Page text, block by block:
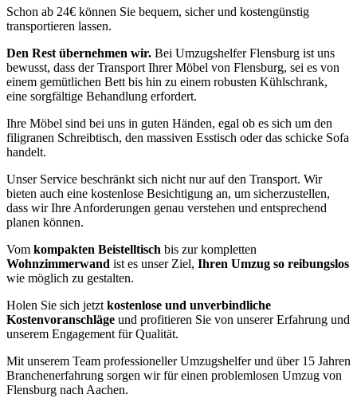
Schon ab 24€ können Sie bequem, sicher und kostengünstig
transportieren lassen.
Den Rest übernehmen wir. Bei Umzugshelfer Flensburg ist uns
bewusst, dass der Transport Ihrer Möbel von Flensburg, sei es von
einem gemütlichen Bett bis hin zu einem robusten Kühlschrank,
eine sorgfältige Behandlung erfordert.
Ihre Möbel sind bei uns in guten Händen, egal ob es sich um den
filigranen Schreibtisch, den massiven Esstisch oder das schicke Sofa
handelt.
Unser Service beschränkt sich nicht nur auf den Transport. Wir
bieten auch eine kostenlose Besichtigung an, um sicherzustellen,
dass wir Ihre Anforderungen genau verstehen und entsprechend
planen können.
Vom kompakten Beistelltisch bis zur kompletten
Wohnzimmerwand ist es unser Ziel, Ihren Umzug so reibungslos
wie möglich zu gestalten.
Holen Sie sich jetzt kostenlose und unverbindliche
Kostenvoranschläge und profitieren Sie von unserer Erfahrung und
unserem Engagement für Qualität.
Mit unserem Team professioneller Umzugshelfer und über 15 Jahren
Branchenerfahrung sorgen wir für einen problemlosen Umzug von
Flensburg nach Aachen.